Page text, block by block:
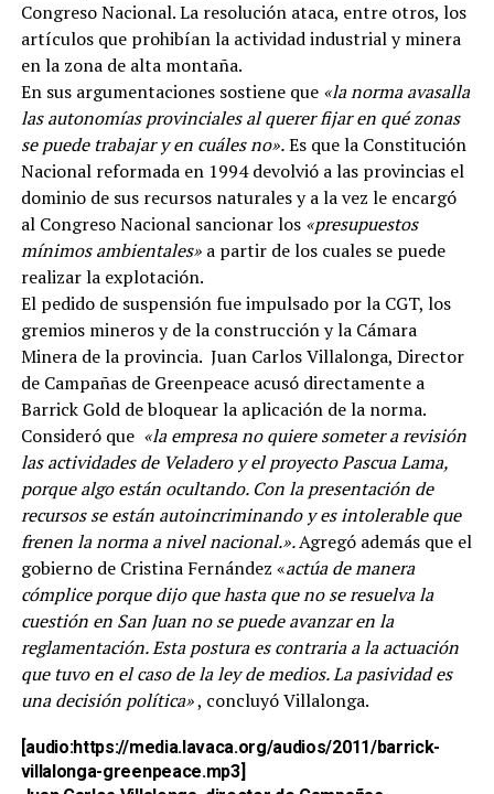
Congreso Nacional. La resolución ataca, entre otros, los
artículos que prohibían la actividad industrial y minera
en la zona de alta montaña.
En sus argumentaciones sostiene que «la norma avasalla
las autonomías provinciales al querer fijar en qué zonas
se puede trabajar y en cuáles no».Es que la Constitución
Nacional reformada en 1994 devolvió a las provincias el
dominio de sus recursos naturales y a la vez le encargó
al Congreso Nacional sancionar los «presupuestos
mínimos ambientales»a partir de los cuales se puede
realizar la explotación.
El pedido de suspensión fue impulsado por la CGT, los
gremios mineros y de la construcción y la Cámara
Minera de la provincia. Juan Carlos Villalonga, Director
de Campañas de Greenpeace acusó directamente a
Barrick Gold de bloquear la aplicación de la norma.
Consideró que «la empresa no quiere someter a revisión
las actividades de Veladero y el proyecto Pascua Lama,
porque algo están ocultando. Con la presentación de
recursos se están autoincriminando y es intolerable que
frenen la norma a nivel nacional.».Agregó además que el
gobierno de Cristina Fernández «actúa de manera
cómplice porque dijo que hasta que no se resuelva la
cuestión en San Juan no se puede avanzar en la
reglamentación. Esta postura es contraria a la actuación
que tuvo en el caso de la ley de medios. La pasividad es
una decisión política», concluyó Villalonga.
[audio:https://media.lavaca.org/audios/2011/barrick-
villalonga-greenpeace.mp3]